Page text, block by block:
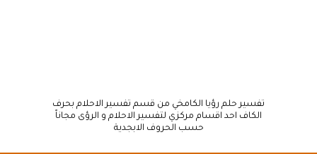
تفسير حلم رؤيا الكامخي من قسم تفسير الاحلام بحرف
الكاف احد اقسام مركزي لتفسير الاحلام و الرؤى مجاناً
حسب الحروف الابجدية